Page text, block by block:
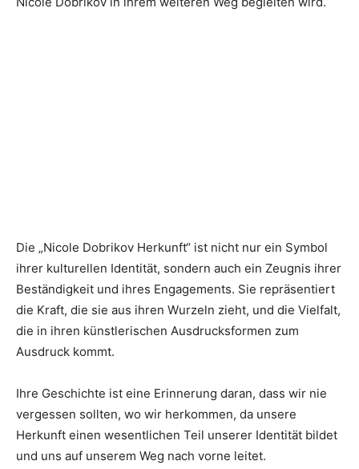
Die „Nicole Dobrikov Herkunft“ ist nicht nur ein Symbol
ihrer kulturellen Identität, sondern auch ein Zeugnis ihrer
Beständigkeit und ihres Engagements. Sie repräsentiert
die Kraft, die sie aus ihren Wurzeln zieht, und die Vielfalt,
die in ihren künstlerischen Ausdrucksformen zum
Ausdruck kommt.
Ihre Geschichte ist eine Erinnerung daran, dass wir nie
vergessen sollten, wo wir herkommen, da unsere
Herkunft einen wesentlichen Teil unserer Identität bildet
und uns auf unserem Weg nach vorne leitet.